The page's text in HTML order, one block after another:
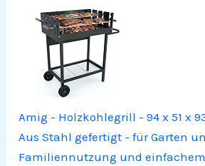
Amig - Holzkohlegrill - 94 x 51 x
Aus Stahl gefertigt - für Garten
Familiennutzung und